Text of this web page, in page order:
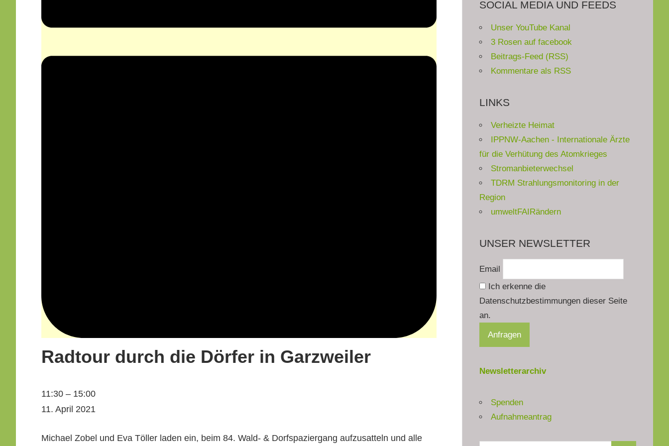
Radtour durch die Dörfer in Garzweiler
Rad­
tour
die
11:30 – 15:00
11. April 2021
Michael Zobel und Eva Töller laden ein, beim 84. Wald- & Dorf­s­pazier­gang aufzusat­teln und alle
SOCIAL MEDIA UND FEEDS
Unser YouTube Kanal
3 Rosen auf facebook
Beitrags-Feed (RSS)
Kommentare als RSS
LINKS
Verheizte Heimat
IPPNW-Aachen - Internationale Ärzte
für die Verhütung des Atomkrieges
Stromanbieterwechsel
TDRM Strahlungsmonitoring in der
Region
umweltFAIRändern
UNSER NEWSLETTER
Email
Ich erkenne die
Datenschutzbestimmungen dieser Seite
an.
Newsletterarchiv
Spenden
Aufnahmeantrag